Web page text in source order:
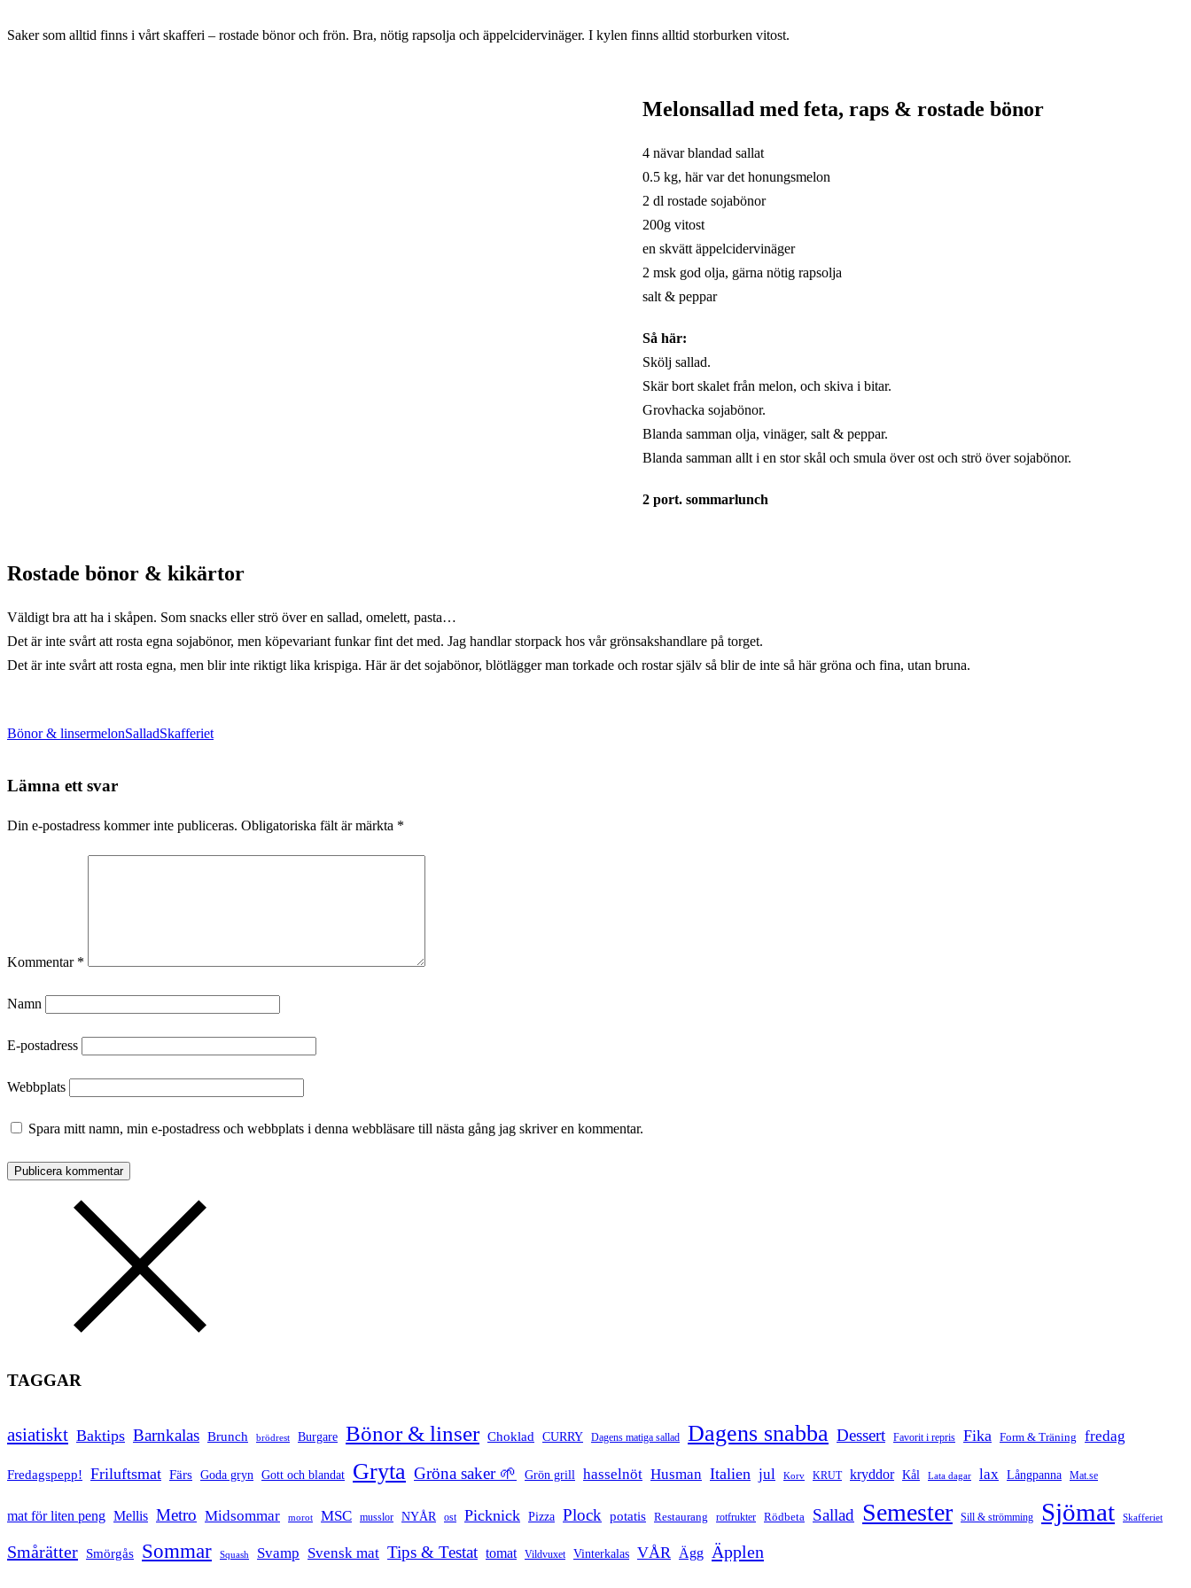
Saker som alltid finns i vårt skafferi – rostade bönor och frön. Bra, nötig rapsolja och äppelcidervinäger. I kylen finns alltid storburken vitost.
Melonsallad med feta, raps & rostade bönor
4 nävar blandad sallat
0.5 kg, här var det honungsmelon
2 dl rostade sojabönor
200g vitost
en skvätt äppelcidervinäger
2 msk god olja, gärna nötig rapsolja
salt & peppar
Så här:
Skölj sallad.
Skär bort skalet från melon, och skiva i bitar.
Grovhacka sojabönor.
Blanda samman olja, vinäger, salt & peppar.
Blanda samman allt i en stor skål och smula över ost och strö över sojabönor.
2 port. sommarlunch
Rostade bönor & kikärtor
Väldigt bra att ha i skåpen. Som snacks eller strö över en sallad, omelett, pasta…
Det är inte svårt att rosta egna sojabönor, men köpevariant funkar fint det med. Jag handlar storpack hos vår grönsakshandlare på torget.
Det är inte svårt att rosta egna, men blir inte riktigt lika krispiga. Här är det sojabönor, blötlägger man torkade och rostar själv så blir de inte så här gröna och fina, utan bruna.
Bönor & linsermelonSalladSkafferiet
Lämna ett svar
Din e-postadress kommer inte publiceras. Obligatoriska fält är märkta *
Kommentar *
Namn
E-postadress
Webbplats
Spara mitt namn, min e-postadress och webbplats i denna webbläsare till nästa gång jag skriver en kommentar.
TAGGAR
asiatiskt Baktips Barnkalas Brunch brödrest Burgare Bönor & linser Choklad CURRY Dagens matiga sallad Dagens snabba Dessert Favorit i repris Fika Form & Träning fredag
Fredagspepp! Friluftsmat Färs Goda gryn Gott och blandat Gryta Gröna saker 🌱 Grön grill hasselnöt Husman Italien jul Korv KRUT kryddor Kål Lata dagar lax Långpanna Mat.se
mat för liten peng Mellis Metro Midsommar morot MSC musslor NYÅR ost Picknick Pizza Plock potatis Restaurang rotfrukter Rödbeta Sallad Semester Sill & strömming Sjömat Skafferiet
Smårätter Smörgås Sommar Squash Svamp Svensk mat Tips & Testat tomat Vildvuxet Vinterkalas VÅR Ägg Äpplen